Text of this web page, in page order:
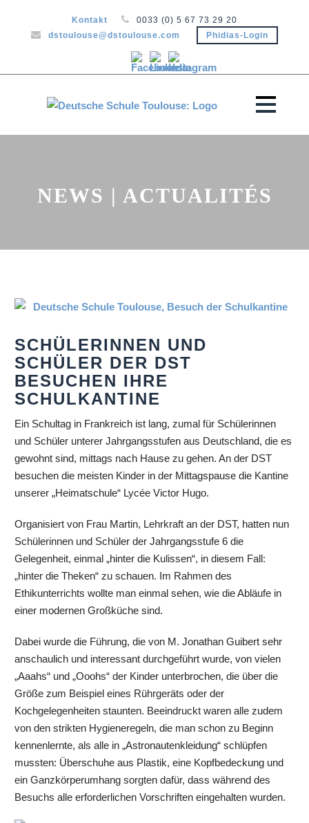
Kontakt
0033 (0) 5 67 73 29 20
dstoulouse@dstoulouse.com
Phidias-Login
NEWS | ACTUALITÉS
SCHÜLERINNEN UND
SCHÜLER DER DST
BESUCHEN IHRE
SCHULKANTINE
Ein Schultag in Frankreich ist lang, zumal für Schülerinnen
und Schüler unterer Jahrgangsstufen aus Deutschland, die es
gewohnt sind, mittags nach Hause zu gehen. An der DST
besuchen die meisten Kinder in der Mittagspause die Kantine
unserer „Heimatschule“ Lycée Victor Hugo.
Organisiert von Frau Martin, Lehrkraft an der DST, hatten nun
Schülerinnen und Schüler der Jahrgangsstufe 6 die
Gelegenheit, einmal „hinter die Kulissen“, in diesem Fall:
„hinter die Theken“ zu schauen. Im Rahmen des
Ethikunterrichts wollte man einmal sehen, wie die Abläufe in
einer modernen Großküche sind.
Dabei wurde die Führung, die von M. Jonathan Guibert sehr
anschaulich und interessant durchgeführt wurde, von vielen
„Aaahs“ und „Ooohs“ der Kinder unterbrochen, die über die
Größe zum Beispiel eines Rührgeräts oder der
Kochgelegenheiten staunten. Beeindruckt waren alle zudem
von den strikten Hygieneregeln, die man schon zu Beginn
kennenlernte, als alle in „Astronautenkleidung“ schlüpfen
mussten: Überschuhe aus Plastik, eine Kopfbedeckung und
ein Ganzkörperumhang sorgten dafür, dass während des
Besuchs alle erforderlichen Vorschriften eingehalten wurden.